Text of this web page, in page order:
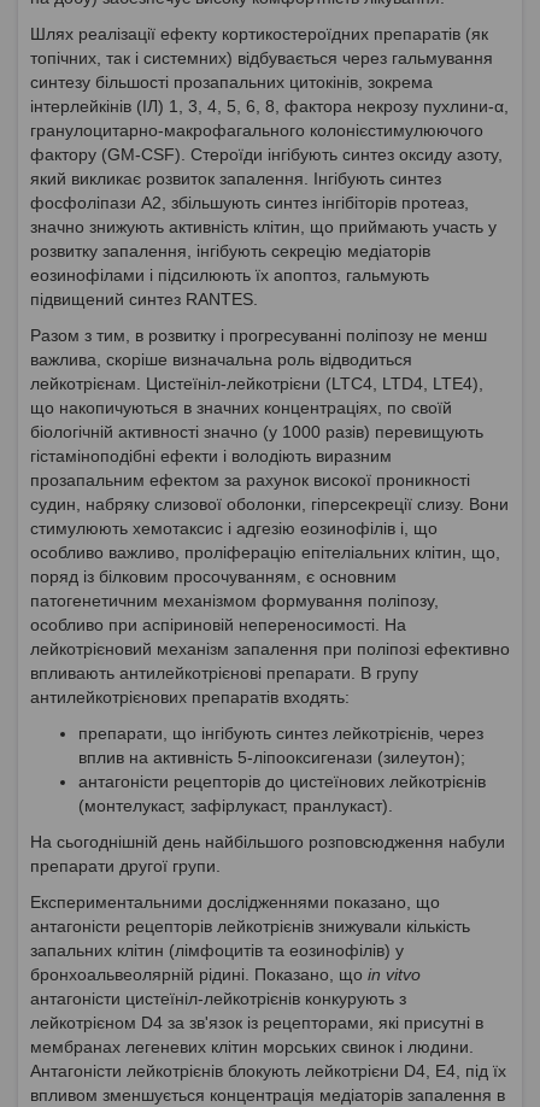
Шлях реалізації ефекту кортикостероїдних препаратів (як
топічних, так і системних) відбувається через гальмування
синтезу більшості прозапальних цитокінів, зокрема
інтерлейкінів (ІЛ) 1, 3, 4, 5, 6, 8, фактора некрозу пухлини-α,
гранулоцитарно-макрофагального колонієстимулюючого
фактору (GМ-CSF). Стероїди інгібують синтез оксиду азоту,
який викликає розвиток запалення. Інгібують синтез
фосфоліпази А2, збільшують синтез інгібіторів протеаз,
значно знижують активність клітин, що приймають участь у
розвитку запалення, інгібують секрецію медіаторів
еозинофілами і підсилюють їх апоптоз, гальмують
підвищений синтез RANTES.
Разом з тим, в розвитку і прогресуванні поліпозу не менш
важлива, скоріше визначальна роль відводиться
лейкотрієнам. Цистеїніл-лейкотрієни (LTC4, LTD4, LTE4),
що накопичуються в значних концентраціях, по своїй
біологічній активності значно (у 1000 разів) перевищують
гістаміноподібні ефекти і володіють виразним
прозапальним ефектом за рахунок високої проникності
судин, набряку слизової оболонки, гіперсекреції слизу. Вони
стимулюють хемотаксис і адгезію еозинофілів і, що
особливо важливо, проліферацію епітеліальних клітин, що,
поряд із білковим просочуванням, є основним
патогенетичним механізмом формування поліпозу,
особливо при аспіриновій непереносимості. На
лейкотрієновий механізм запалення при поліпозі ефективно
впливають антилейкотрієнові препарати. В групу
антилейкотрієнових препаратів входять:
препарати, що інгібують синтез лейкотрієнів, через
вплив на активність 5-ліпооксигенази (зилеутон);
антагоністи рецепторів до цистеїнових лейкотрієнів
(монтелукаст, зафірлукаст, пранлукаст).
На сьогоднішній день найбільшого розповсюдження набули
препарати другої групи.
Експериментальними дослідженнями показано, що
антагоністи рецепторів лейкотрієнів знижували кількість
запальних клітин (лімфоцитів та еозинофілів) у
бронхоальвеолярній рідині. Показано, що in vitvo
антагоністи цистеїніл-лейкотрієнів конкурують з
лейкотрієном D4 за зв'язок із рецепторами, які присутні в
мембранах легеневих клітин морських свинок і людини.
Антагоністи лейкотрієнів блокують лейкотрієни D4, Е4, під їх
впливом зменшується концентрація медіаторів запалення в